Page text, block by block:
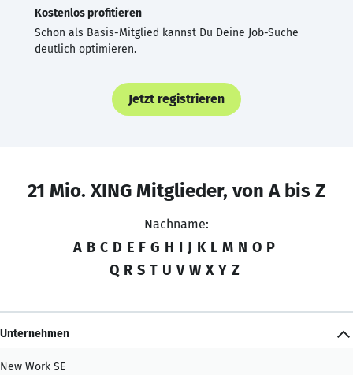
Kostenlos profitieren
Schon als Basis-Mitglied kannst Du Deine Job-Suche
deutlich optimieren.
Jetzt registrieren
21 Mio. XING Mitglieder, von A bis Z
Nachname:
A B C D E F G H I J K L M N O P
Q R S T U V W X Y Z
Unternehmen
New Work SE